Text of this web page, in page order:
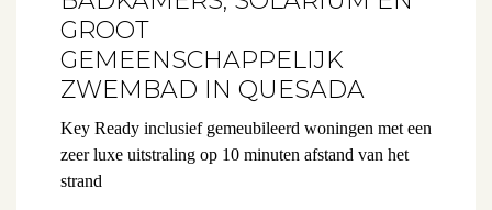
GROOT
GEMEENSCHAPPELIJK
ZWEMBAD IN QUESADA
Key Ready inclusief gemeubileerd woningen met een
zeer luxe uitstraling op 10 minuten afstand van het
strand